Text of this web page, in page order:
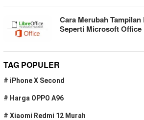
Cara Merubah
Seperti Microsoft Office
TAG POPULER
# iPhone X Second
# Harga OPPO A96
# Xiaomi Redmi 12 Murah